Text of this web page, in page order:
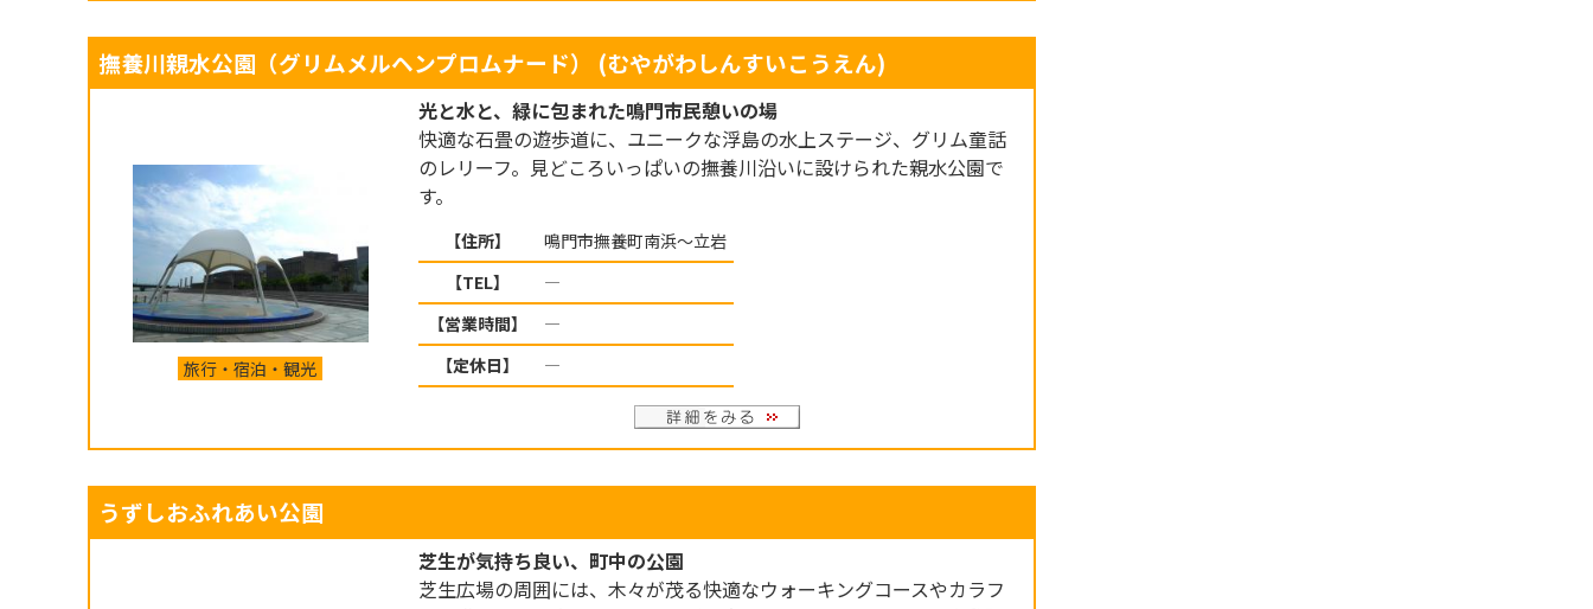
撫養川親水公園（グリムメルヘンプロムナード） (むやがわしんすいこうえん)
旅行・宿泊・観光
光と水と、緑に包まれた鳴門市民憩いの場
快適な石畳の遊歩道に、ユニークな浮島の水上ステージ、グリム童話
のレリーフ。見どころいっぱいの撫養川沿いに設けられた親水公園で
す。
【住所】
鳴門市撫養町南浜～立岩
【TEL】
―
【営業時間】
―
【定休日】
―
うずしおふれあい公園
芝生が気持ち良い、町中の公園
芝生広場の周囲には、木々が茂る快適なウォーキングコースやカラフ